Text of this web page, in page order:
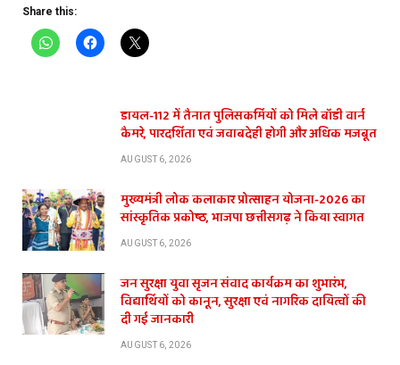
Share this:
डायल-112 में तैनात पुलिसकर्मियों को मिले बॉडी वार्न
कैमरे, पारदर्शिता एवं जवाबदेही होगी और अधिक मजबूत
AUGUST 6, 2026
मुख्यमंत्री लोक कलाकार प्रोत्साहन योजना-2026 का
सांस्कृतिक प्रकोष्ठ, भाजपा छत्तीसगढ़ ने किया स्वागत
AUGUST 6, 2026
जन सुरक्षा युवा सृजन संवाद कार्यक्रम का शुभारंभ,
विद्यार्थियों को कानून, सुरक्षा एवं नागरिक दायित्वों की
दी गई जानकारी
AUGUST 6, 2026